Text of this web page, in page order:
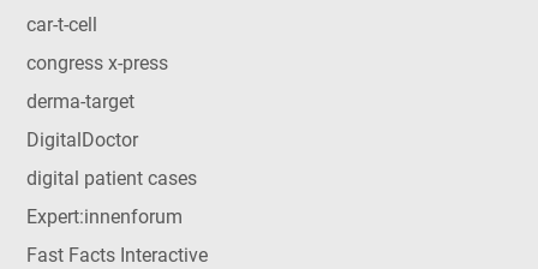
car-t-cell
congress x-press
derma-target
DigitalDoctor
digital patient cases
Expert:innenforum
Fast Facts Interactive